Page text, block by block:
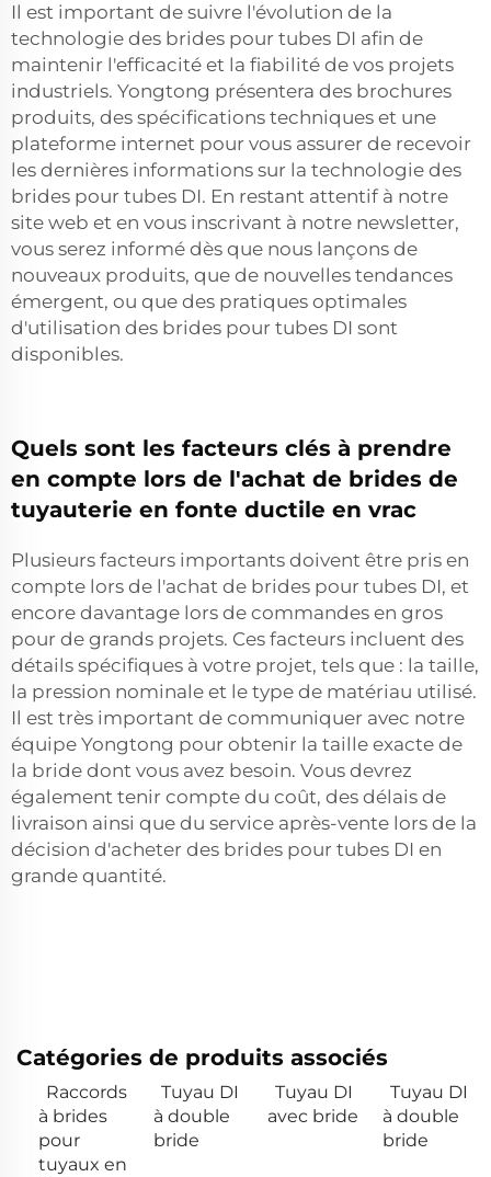
Il est important de suivre l'évolution de la
technologie des brides pour tubes DI afin de
maintenir l'efficacité et la fiabilité de vos projets
industriels. Yongtong présentera des brochures
produits, des spécifications techniques et une
plateforme internet pour vous assurer de recevoir
les dernières informations sur la technologie des
brides pour tubes DI. En restant attentif à notre
site web et en vous inscrivant à notre newsletter,
vous serez informé dès que nous lançons de
nouveaux produits, que de nouvelles tendances
émergent, ou que des pratiques optimales
d'utilisation des brides pour tubes DI sont
disponibles.
Quels sont les facteurs clés à prendre
en compte lors de l'achat de brides de
tuyauterie en fonte ductile en vrac
Plusieurs facteurs importants doivent être pris en
compte lors de l'achat de brides pour tubes DI, et
encore davantage lors de commandes en gros
pour de grands projets. Ces facteurs incluent des
détails spécifiques à votre projet, tels que : la taille,
la pression nominale et le type de matériau utilisé.
Il est très important de communiquer avec notre
équipe Yongtong pour obtenir la taille exacte de
la bride dont vous avez besoin. Vous devrez
également tenir compte du coût, des délais de
livraison ainsi que du service après-vente lors de la
décision d'acheter des brides pour tubes DI en
grande quantité.
Catégories de produits associés
Raccords
à brides
pour
tuyaux en
Tuyau DI
à double
bride
Tuyau DI
avec bride
Tuyau DI
à double
bride